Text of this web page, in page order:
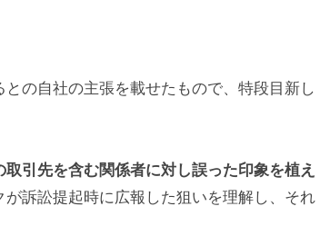
の自社の主張を載せたもので、特段目新し
引先を含む関係者に対し誤った印象を植え
が訴訟提起時に広報した狙いを理解し、それ